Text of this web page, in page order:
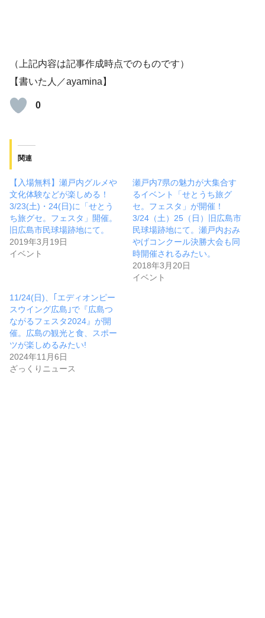
（上記内容は記事作成時点でのものです）
【書いた人／ayamina】
0
関連
【入場無料】瀬戸内グルメや
文化体験などが楽しめる！
3/23(土)・24(日)に「せとう
ち旅グセ。フェスタ」開催。
旧広島市民球場跡地にて。
2019年3月19日
イベント
瀬戸内7県の魅力が大集合す
るイベント「せとうち旅グ
セ。フェスタ」が開催！
3/24（土）25（日）旧広島市
民球場跡地にて。瀬戸内おみ
やげコンクール決勝大会も同
時開催されるみたい。
2018年3月20日
イベント
11/24(日)、｢エディオンピー
スウイング広島｣で『広島つ
ながるフェスタ2024』が開
催。広島の観光と食、スポー
ツが楽しめるみたい!
2024年11月6日
ざっくりニュース